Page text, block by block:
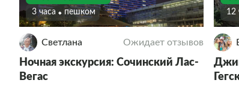
3 часа Пешком
Светлана Ожидает отзывов
Ночная экскурсия: Сочинский Лас-
Вегас
12